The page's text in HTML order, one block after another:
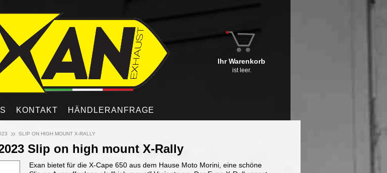
KONTAKT HÄNDLERANFRAGE
Ihr Warenkorb
ist leer.
» SLIP ON HIGH MOUNT X-RALLY
Slip on high mount X-Rally
Exan bietet für die X-Cape 650 aus dem Hause Moto Morini, eine schöne